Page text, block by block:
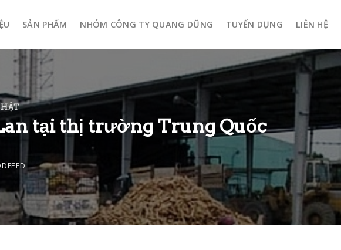
SẢN PHẨM NHÓM CÔNG TY QUANG DŨNG TUYỂN DỤNG LIÊN HỆ
tại thị trường Trung Quốc